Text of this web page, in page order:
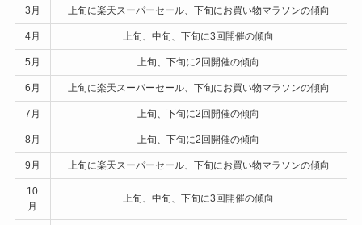
3月 上旬に楽天スーパーセール、下旬にお買い物マラソンの傾向
4月 上旬、中旬、下旬に3回開催の傾向
5月 上旬、下旬に2回開催の傾向
6月 上旬に楽天スーパーセール、下旬にお買い物マラソンの傾向
7月 上旬、下旬に2回開催の傾向
8月 上旬、下旬に2回開催の傾向
9月 上旬に楽天スーパーセール、下旬にお買い物マラソンの傾向
10
月
上旬、中旬、下旬に3回開催の傾向